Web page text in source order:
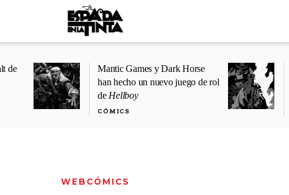
de
Mantic Games y Dark Horse
han hecho un nuevo juego de rol
de Hellboy
CÓMICS
WEBCÓMICS